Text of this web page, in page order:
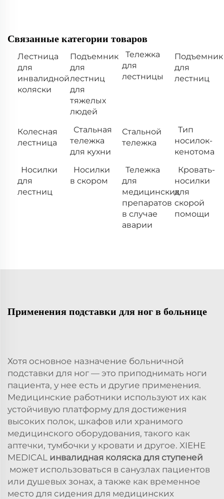
Связанные категории товаров
Лестница
для
инвалидной
коляски
Подъемник
для
лестниц
для
тяжелых
людей
Тележка
для
лестницы
Подъемник
для
лестниц
Колесная
лестница
Стальная
тележка
для кухни
Стальной
тележка
Тип
носилок-
кенотома
Носилки
для
лестниц
Носилки
в скором
Тележка
для
медицинских
препаратов
в случае
аварии
Кровать-
носилки
для
скорой
помощи
Применения подставки для ног в больнице
Хотя основное назначение больничной
подставки для ног — это приподнимать ноги
пациента, у нее есть и другие применения.
Медицинские работники используют их как
устойчивую платформу для достижения
высоких полок, шкафов или хранимого
медицинского оборудования, такого как
аптечки, тумбочки у кровати и другое. XIEHE
MEDICAL инвалидная коляска для ступеней
может использоваться в санузлах пациентов
или душевых зонах, а также как временное
место для сидения для медицинских